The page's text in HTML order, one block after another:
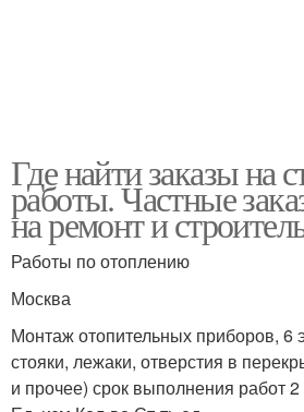
Где найти заказы на
работы. Частные
на ремонт и
Работы по отоплению
Москва
Монтаж отопительных приборов, 6
стояки, лежаки, отверстия в
и прочее) срок выполнения работ